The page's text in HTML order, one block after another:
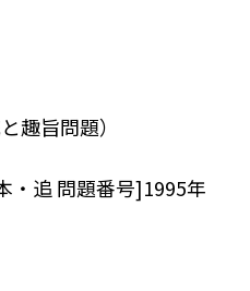
趣旨問題）
・追 問題番号]1995年